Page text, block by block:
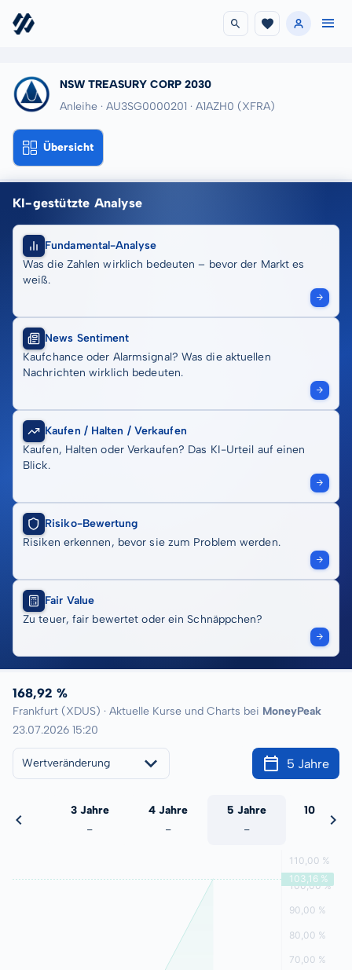
NSW TREASURY CORP 2030
Anleihe · AU3SG0000201 · A1AZH0 (XFRA)
Übersicht
KI-gestützte Analyse
Fundamental-Analyse
Was die Zahlen wirklich bedeuten – bevor der Markt es
weiß.
News Sentiment
Kaufchance oder Alarmsignal? Was die aktuellen
Nachrichten wirklich bedeuten.
Kaufen / Halten / Verkaufen
Kaufen, Halten oder Verkaufen? Das KI-Urteil auf einen
Blick.
Risiko-Bewertung
Risiken erkennen, bevor sie zum Problem werden.
Fair Value
Zu teuer, fair bewertet oder ein Schnäppchen?
168,92 %
Frankfurt (XDUS) · Aktuelle Kurse und Charts bei MoneyPeak
23.07.2026 15:20
Wertveränderung 5 Jahre
3 Jahre
-
4 Jahre
-
5 Jahre
-
10 Jahre